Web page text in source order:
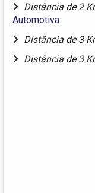
Distância de 2
Automotiva
Distância de 3
Distância de 3